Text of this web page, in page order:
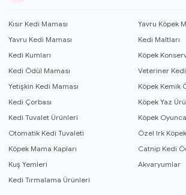
Kısır Kedi Maması
Yavru Köpek
Yavru Kedi Maması
Kedi Maltları
Kedi Kumları
Köpek
Kedi Ödül Maması
Veteriner Kedi
Yetişkin Kedi Maması
Köpek Kemik
Kedi Çorbası
Köpek Yaz
Kedi Tuvalet Ürünleri
Köpek
Otomatik Kedi Tuvaleti
Özel Irk
Köpek Mama Kapları
Catnip Kedi
Kuş Yemleri
Akvaryumlar
Kedi Tırmalama Ürünleri